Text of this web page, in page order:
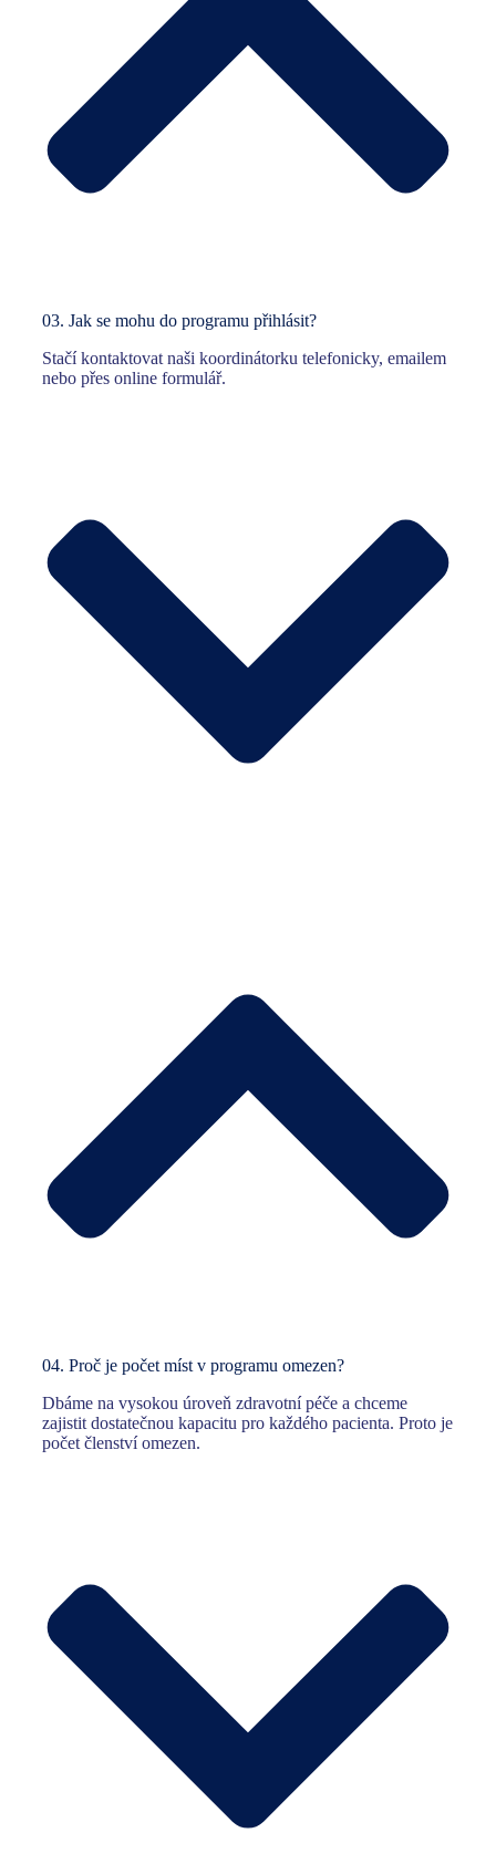
03. Jak se mohu do programu přihlásit?
Stačí kontaktovat naši koordinátorku telefonicky, emailem
nebo přes online formulář.
04. Proč je počet míst v programu omezen?
Dbáme na vysokou úroveň zdravotní péče a chceme
zajistit dostatečnou kapacitu pro každého pacienta. Proto je
počet členství omezen.